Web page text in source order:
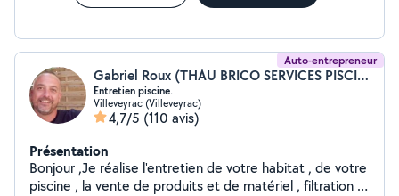
Auto-entrepreneur
Gabriel Roux (THAU BRICO SERVICES PISCINES)
Entretien piscine.
Villeveyrac (Villeveyrac)
4,7/5 (110 avis)
Présentation
Bonjour ,Je réalise l'entretien de votre habitat , de votre
piscine , la vente de produits et de matériel , filtration ,